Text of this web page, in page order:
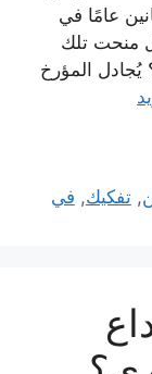
عامًا في
هل منحت تلك
يُجادل المؤرخ
,تفكيك, في